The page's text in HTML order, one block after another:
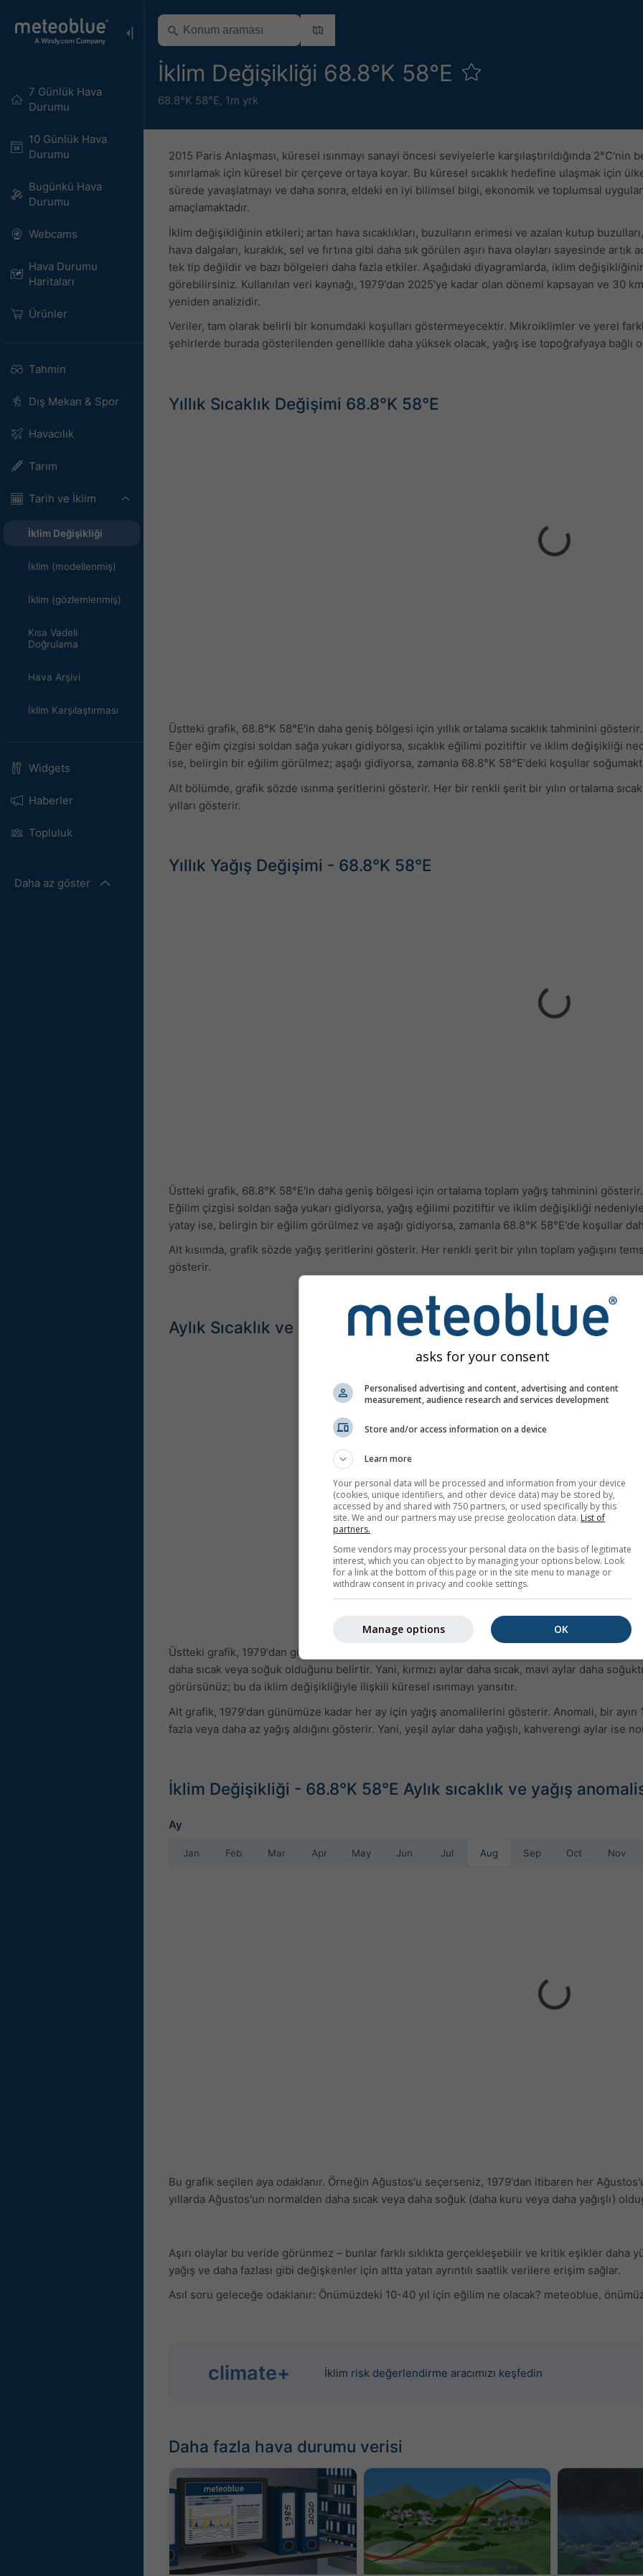
7 Günlük Hava
Durumu
10 Günlük Hava
Durumu
Bugünkü Hava
Durumu
Webcams
Hava Durumu
Haritaları​
Ürünler
Tahmin
Dış Mekan & Spor
Havacılık
Tarım
Tarih ve İklim
İklim Değişikliği
İklim (modellenmiş)
İklim (gözlemlenmiş)
Kısa Vadeli
Doğrulama
Hava Arşivi
İklim Karşılaştırması
Widgets
Haberler
Topluluk
Daha az göster
İklim Değişikliği 68.8°K 58°E
68.8°K 58°E, 1m yrk
2015 Paris Anlaşması, küresel ısınmayı sanayi öncesi seviyelerle karşılaştırıldığında
sınırlamak için küresel bir çerçeve ortaya koyar. Bu küresel sıcaklık hedefine ulaşmak için
sürede yavaşlatmayı ve daha sonra, eldeki en iyi bilimsel bilgi, ekonomik ve toplumsal
amaçlamaktadır.
İklim değişikliğinin etkileri; artan hava sıcaklıkları, buzulların erimesi ve azalan kutup
hava dalgaları, kuraklık, sel ve fırtına gibi daha sık görülen aşırı hava olayları sayesinde
tek tip değildir ve bazı bölgeleri daha fazla etkiler. Aşağıdaki diyagramlarda, iklim
görebilirsiniz. Kullanılan veri kaynağı, 1979'dan 2025'ye kadar olan dönemi kapsayan ve 30
yeniden analizidir.
Veriler, tam olarak belirli bir konumdaki koşulları göstermeyecektir. Mikroiklimler ve yerel
şehirlerde burada gösterilenden genellikle daha yüksek olacak, yağış ise topoğrafyaya bağlı
Yıllık Sıcaklık Değişimi 68.8°K 58°E
Üstteki grafik, 68.8°K 58°E'in daha geniş bölgesi için yıllık ortalama sıcaklık tahminini
Eğer eğim çizgisi soldan sağa yukarı gidiyorsa, sıcaklık eğilimi pozitiftir ve iklim değişikliği
ise, belirgin bir eğilim görülmez; aşağı gidiyorsa, zamanla 68.8°K 58°E'deki koşullar
Alt bölümde, grafik sözde ısınma şeritlerini gösterir. Her bir renkli şerit bir yılın ortalama
yılları gösterir.
Yıllık Yağış Değişimi - 68.8°K 58°E
Üstteki grafik, 68.8°K 58°E'in daha geniş bölgesi için ortalama toplam yağış tahminini
Eğilim çizgisi soldan sağa yukarı gidiyorsa, yağış eğilimi pozitiftir ve iklim değişikliği
yatay ise, belirgin bir eğilim görülmez ve aşağı gidiyorsa, zamanla 68.8°K 58°E'de koşullar
Alt kısımda, grafik sözde yağış şeritlerini gösterir. Her renkli şerit bir yılın toplam yağışını
gösterir.
Aylık Sıcaklık ve Yağış Anomalileri - İklim Değişikliği 68.8°K
Üstteki grafik, 1979'dan günümüze kadar her ay için sıcaklık anomalisini gösterir. Anomali,
daha sıcak veya soğuk olduğunu belirtir. Yani, kırmızı aylar daha sıcak, mavi aylar daha
görürsünüz; bu da iklim değişikliğiyle ilişkili küresel ısınmayı yansıtır.
Alt grafik, 1979'dan günümüze kadar her ay için yağış anomalilerini gösterir. Anomali, bir
fazla veya daha az yağış aldığını gösterir. Yani, yeşil aylar daha yağışlı, kahverengi aylar ise
İklim Değişikliği - 68.8°K 58°E Aylık sıcaklık ve yağış
Ay
Jan Feb Mar Apr May Jun Jul Aug Sep Oct Nov
Bu grafik seçilen aya odaklanır. Örneğin Ağustos'u seçerseniz, 1979'dan itibaren her
yıllarda Ağustos'un normalden daha sıcak veya daha soğuk (daha kuru veya daha yağışlı)
Aşırı olaylar bu veride görünmez – bunlar farklı sıklıkta gerçekleşebilir ve kritik eşikler daha
yağış ve daha fazlası gibi değişkenler için altta yatan ayrıntılı saatlik verilere erişim sağlar.
Asıl soru geleceğe odaklanır: Önümüzdeki 10-40 yıl için eğilim ne olacak? meteoblue,
climate+ İklim risk değerlendirme aracımızı keşfedin
Daha fazla hava durumu verisi
asks for your consent
Personalised advertising and content, advertising and content
measurement, audience research and services development
Store and/or access information on a device
Learn more
Your personal data will be processed and information from your device
(cookies, unique identifiers, and other device data) may be stored by,
accessed by and shared with 750 partners, or used specifically by this
site. We and our partners may use precise geolocation data. List of
partners.
Some vendors may process your personal data on the basis of legitimate
interest, which you can object to by managing your options below. Look
for a link at the bottom of this page or in the site menu to manage or
withdraw consent in privacy and cookie settings.
OK
Manage options